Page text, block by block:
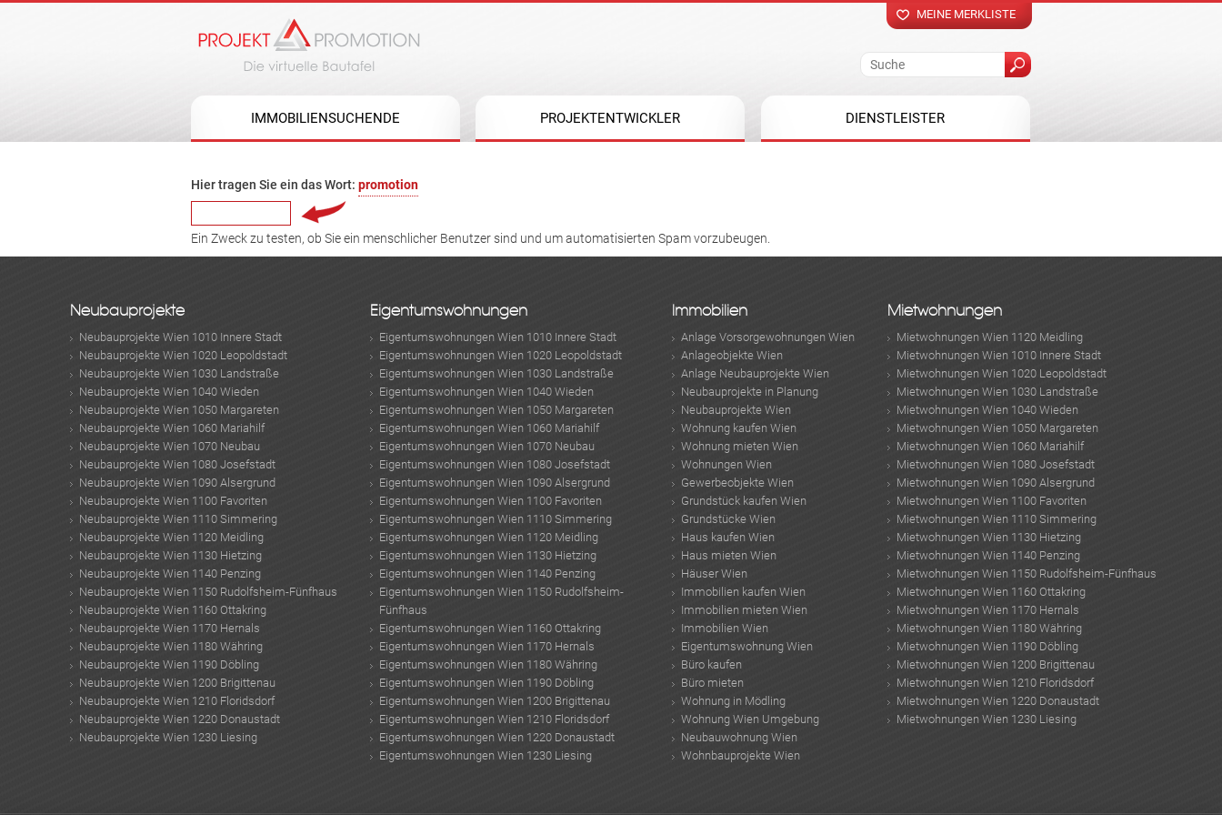
MEINE MERKLISTE
IMMOBILIENSUCHENDE PROJEKTENTWICKLER DIENSTLEISTER
Hier tragen Sie ein das Wort: promotion
Ein Zweck zu testen, ob Sie ein menschlicher Benutzer sind und um automatisierten Spam vorzubeugen.
Neubauprojekte
Neubauprojekte Wien 1010 Innere Stadt
Neubauprojekte Wien 1020 Leopoldstadt
Neubauprojekte Wien 1030 Landstraße
Neubauprojekte Wien 1040 Wieden
Neubauprojekte Wien 1050 Margareten
Neubauprojekte Wien 1060 Mariahilf
Neubauprojekte Wien 1070 Neubau
Neubauprojekte Wien 1080 Josefstadt
Neubauprojekte Wien 1090 Alsergrund
Neubauprojekte Wien 1100 Favoriten
Neubauprojekte Wien 1110 Simmering
Neubauprojekte Wien 1120 Meidling
Neubauprojekte Wien 1130 Hietzing
Neubauprojekte Wien 1140 Penzing
Neubauprojekte Wien 1150 Rudolfsheim-Fünfhaus
Neubauprojekte Wien 1160 Ottakring
Neubauprojekte Wien 1170 Hernals
Neubauprojekte Wien 1180 Währing
Neubauprojekte Wien 1190 Döbling
Neubauprojekte Wien 1200 Brigittenau
Neubauprojekte Wien 1210 Floridsdorf
Neubauprojekte Wien 1220 Donaustadt
Neubauprojekte Wien 1230 Liesing
Eigentumswohnungen
Eigentumswohnungen Wien 1010 Innere Stadt
Eigentumswohnungen Wien 1020 Leopoldstadt
Eigentumswohnungen Wien 1030 Landstraße
Eigentumswohnungen Wien 1040 Wieden
Eigentumswohnungen Wien 1050 Margareten
Eigentumswohnungen Wien 1060 Mariahilf
Eigentumswohnungen Wien 1070 Neubau
Eigentumswohnungen Wien 1080 Josefstadt
Eigentumswohnungen Wien 1090 Alsergrund
Eigentumswohnungen Wien 1100 Favoriten
Eigentumswohnungen Wien 1110 Simmering
Eigentumswohnungen Wien 1120 Meidling
Eigentumswohnungen Wien 1130 Hietzing
Eigentumswohnungen Wien 1140 Penzing
Eigentumswohnungen Wien 1150 Rudolfsheim-
Fünfhaus
Eigentumswohnungen Wien 1160 Ottakring
Eigentumswohnungen Wien 1170 Hernals
Eigentumswohnungen Wien 1180 Währing
Eigentumswohnungen Wien 1190 Döbling
Eigentumswohnungen Wien 1200 Brigittenau
Eigentumswohnungen Wien 1210 Floridsdorf
Eigentumswohnungen Wien 1220 Donaustadt
Eigentumswohnungen Wien 1230 Liesing
Immobilien
Anlage Vorsorgewohnungen Wien
Anlageobjekte Wien
Anlage Neubauprojekte Wien
Neubauprojekte in Planung
Neubauprojekte Wien
Wohnung kaufen Wien
Wohnung mieten Wien
Wohnungen Wien
Gewerbeobjekte Wien
Grundstück kaufen Wien
Grundstücke Wien
Haus kaufen Wien
Haus mieten Wien
Häuser Wien
Immobilien kaufen Wien
Immobilien mieten Wien
Immobilien Wien
Eigentumswohnung Wien
Büro kaufen
Büro mieten
Wohnung in Mödling
Wohnung Wien Umgebung
Neubauwohnung Wien
Wohnbauprojekte Wien
Mietwohnungen
Mietwohnungen Wien 1120 Meidling
Mietwohnungen Wien 1010 Innere Stadt
Mietwohnungen Wien 1020 Leopoldstadt
Mietwohnungen Wien 1030 Landstraße
Mietwohnungen Wien 1040 Wieden
Mietwohnungen Wien 1050 Margareten
Mietwohnungen Wien 1060 Mariahilf
Mietwohnungen Wien 1080 Josefstadt
Mietwohnungen Wien 1090 Alsergrund
Mietwohnungen Wien 1100 Favoriten
Mietwohnungen Wien 1110 Simmering
Mietwohnungen Wien 1130 Hietzing
Mietwohnungen Wien 1140 Penzing
Mietwohnungen Wien 1150 Rudolfsheim-Fünfhaus
Mietwohnungen Wien 1160 Ottakring
Mietwohnungen Wien 1170 Hernals
Mietwohnungen Wien 1180 Währing
Mietwohnungen Wien 1190 Döbling
Mietwohnungen Wien 1200 Brigittenau
Mietwohnungen Wien 1210 Floridsdorf
Mietwohnungen Wien 1220 Donaustadt
Mietwohnungen Wien 1230 Liesing